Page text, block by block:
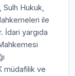
Hukuk,
ile
yargıda
müdafilik ve